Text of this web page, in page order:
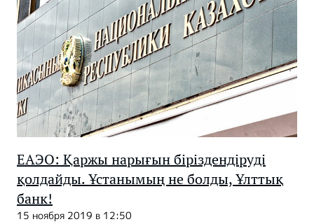
ЕАЭО: Қаржы нарығын біріздендіруді
қолдайды. Ұстанымың не болды, Ұлттық
банк!
15 ноября 2019 в 12:50